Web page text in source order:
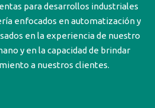
para desarrollos industriales
enfocados en automatización y
en la experiencia de nuestro
y en la capacidad de brindar
a nuestros clientes.